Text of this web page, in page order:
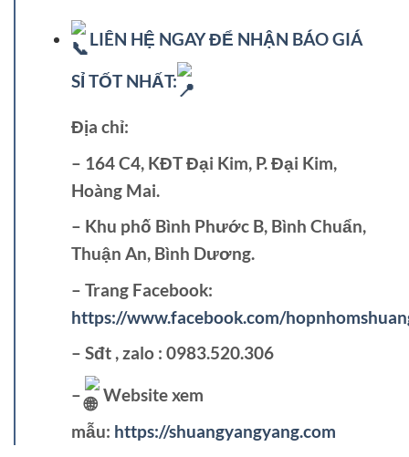
LIÊN HỆ NGAY ĐỂ NHẬN BÁO GIÁ
SỈ TỐT NHẤT:
Địa chỉ:
– 164 C4, KĐT Đại Kim, P. Đại Kim,
Hoàng Mai.
– Khu phố Bình Phước B, Bình Chuẩn,
Thuận An, Bình Dương.
– Trang Facebook:
https://www.facebook.com/
– Sđt , zalo : 0983.520.306
–
Website xem
mẫu: https://shuangyangyang.com